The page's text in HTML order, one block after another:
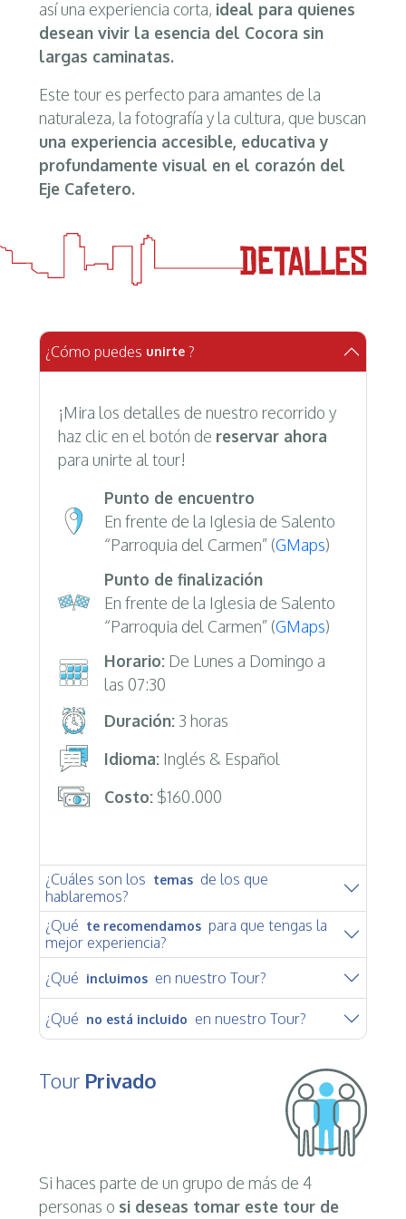
así una experiencia corta, ideal para quienes
desean vivir la esencia del Cocora sin
largas caminatas.
Este tour es perfecto para amantes de la
naturaleza, la fotografía y la cultura, que buscan
una experiencia accesible, educativa y
profundamente visual en el corazón del
Eje Cafetero.
¿Cómo puedes unirte ?
¡Mira los detalles de nuestro recorrido y
haz clic en el botón de reservar ahora
para unirte al tour!
Punto de encuentro
En frente de la Iglesia de Salento
“Parroquia del Carmen” (GMaps)
Punto de finalización
En frente de la Iglesia de Salento
“Parroquia del Carmen” (GMaps)
Horario:De Lunes a Domingo a
las 07:30
Duración:3 horas
Idioma:Inglés & Español
Costo:$160.000
¿Cuáles son los temas de los que
hablaremos?
¿Qué te recomendamos para que tengas la
mejor experiencia?
¿Qué incluimos en nuestro Tour?
¿Qué no está incluido en nuestro Tour?
Tour Privado
Si haces parte de un grupo de más de 4
personas o si deseas tomar este tour de